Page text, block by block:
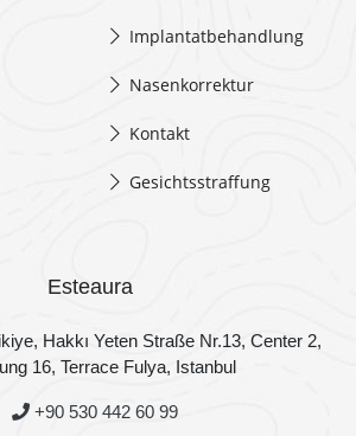
Implantatbehandlung
Nasenkorrektur
Kontakt
Gesichtsstraffung
Esteaura
Hakkı Yeten Straße Nr.13, Center 2,
16, Terrace Fulya, Istanbul
+90 530 442 60 99